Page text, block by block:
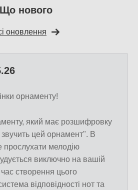
Що нового
оновлення
орнаменту!
який має розшифровку
цей орнамент". В
прослухати мелодію
виключно на вашій
час створення цього
відповідності нот та